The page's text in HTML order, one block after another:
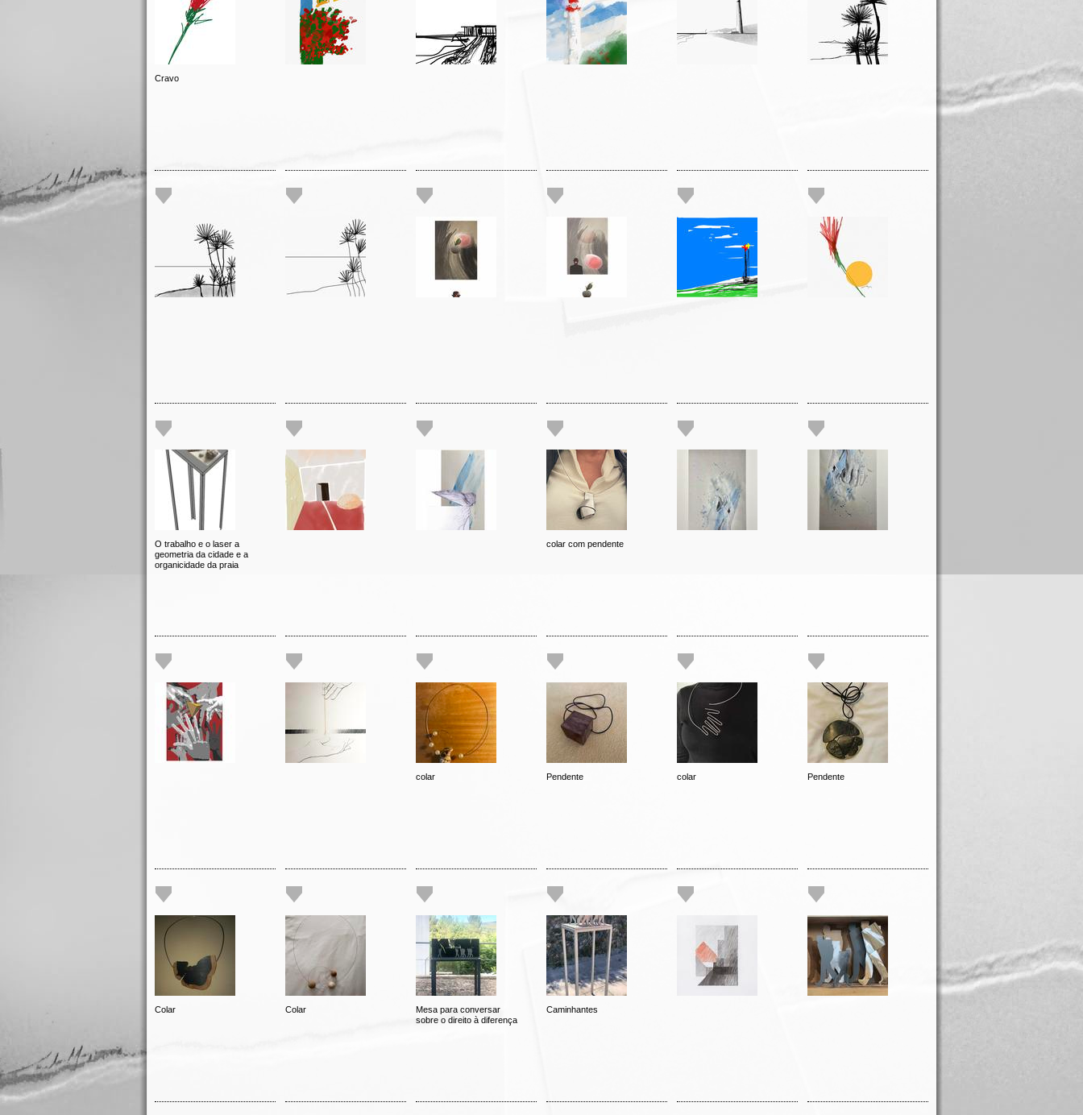
Cravo
O trabalho e o laser a
geometria da cidade e a
organicidade da praia
colar com pendente
colar Pendente colar Pendente
Colar Colar
Mesa para conversar
sobre o direito à diferença
Caminhantes